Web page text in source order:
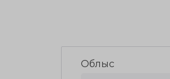
Облыс